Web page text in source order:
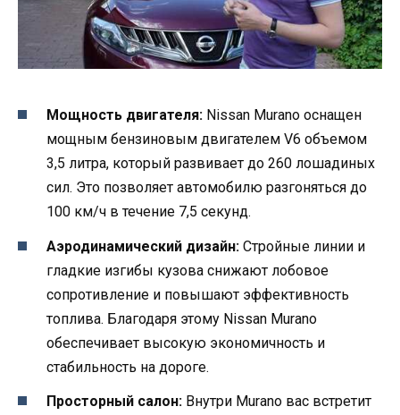
Мощность двигателя: Nissan Murano оснащен
мощным бензиновым двигателем V6 объемом
3,5 литра, который развивает до 260 лошадиных
сил. Это позволяет автомобилю разгоняться до
100 км/ч в течение 7,5 секунд.
Аэродинамический дизайн: Стройные линии и
гладкие изгибы кузова снижают лобовое
сопротивление и повышают эффективность
топлива. Благодаря этому Nissan Murano
обеспечивает высокую экономичность и
стабильность на дороге.
Просторный салон: Внутри Murano вас встретит